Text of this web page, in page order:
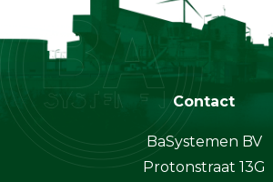
Contact
BaSystemen BV
Protonstraat 13G